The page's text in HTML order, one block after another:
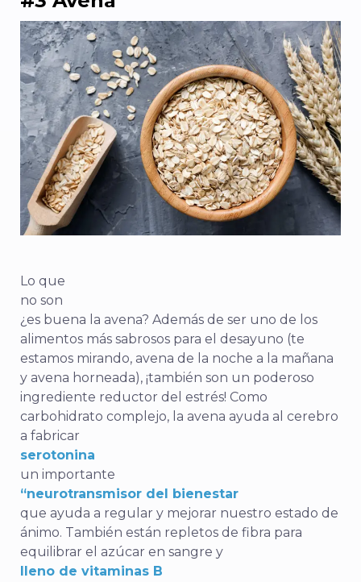
Lo que
no son
¿es buena la avena? Además de ser uno de los
alimentos más sabrosos para el desayuno (te
estamos mirando, avena de la noche a la mañana
y avena horneada), ¡también son un poderoso
ingrediente reductor del estrés! Como
carbohidrato complejo, la avena ayuda al cerebro
a fabricar
serotonina
un importante
“neurotransmisor del bienestar
que ayuda a regular y mejorar nuestro estado de
ánimo. También están repletos de fibra para
equilibrar el azúcar en sangre y
lleno de vitaminas B